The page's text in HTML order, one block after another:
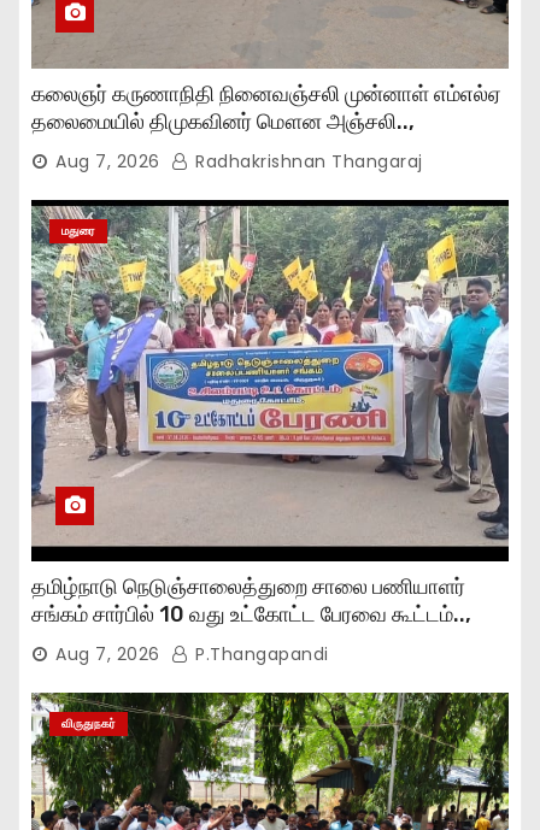
கலைஞர் கருணாநிதி நினைவஞ்சலி முன்னாள் எம்எல்ஏ
தலைமையில் திமுகவினர் மௌன அஞ்சலி..,
Aug 7, 2026 Radhakrishnan Thangaraj
மதுரை
தமிழ்நாடு நெடுஞ்சாலைத்துறை சாலை பணியாளர்
சங்கம் சார்பில் 10 வது உட்கோட்ட பேரவை கூட்டம்..,
Aug 7, 2026 P.Thangapandi
விருதுநகர்